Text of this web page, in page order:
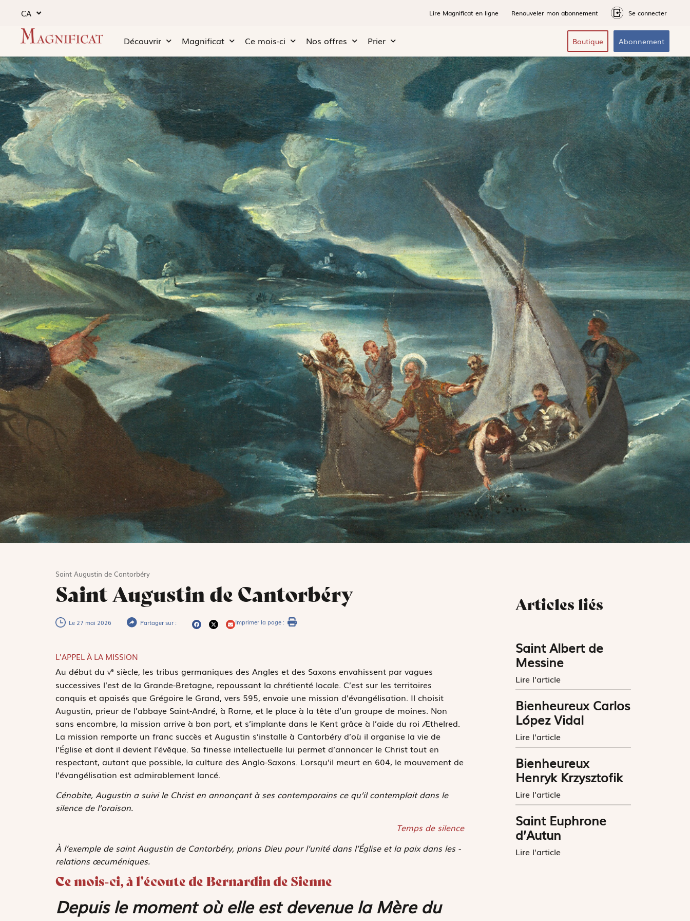
CA Lire Magnificat en ligne Renouveler mon abonnement Se connecter
Découvrir Magnificat Ce mois-ci Nos offres Prier Boutique Abonnement
Saint Augustin de Cantorbéry
Saint Augustin de Cantorbéry
Le 27 mai 2026 Partager sur : Imprimer la page :
L’APPEL À LA MISSION
Au début du ve siècle, les tribus germaniques des Angles et des Saxons envahissent par vagues
successives l’est de la Grande-Bretagne, repoussant la chrétienté locale. C’est sur les territoires
conquis et apaisés que Grégoire le Grand, vers 595, envoie une mission d’évangélisation. Il choisit
Augustin, prieur de l’abbaye Saint-André, à Rome, et le place à la tête d’un groupe de moines. Non
sans encombre, la mission arrive à bon port, et s’implante dans le Kent grâce à l’aide du roi Æthelred.
La mission remporte un franc succès et Augustin s’installe à Cantorbéry d’où il organise la vie de
l’Église et dont il devient l’évêque. Sa finesse intellectuelle lui permet d’annoncer le Christ tout en
respectant, autant que possible, la culture des Anglo-Saxons. Lorsqu’il meurt en 604, le mouvement de
­l’évangélisation est admirablement lancé.
Cénobite, Augustin a suivi le Christ en annonçant à ses contemporains ce qu’il contemplait dans le
silence de l’oraison.
Temps de silence
À l’exemple de saint Augustin de Cantorbéry, prions Dieu pour l’unité dans l’Église et la paix dans les ­
relations œcuméniques.
Ce mois-ci, à l’écoute de Bernardin de Sienne
Depuis le moment où elle est devenue la Mère du
Articles liés
Saint Albert de
Messine
Lire l'article
Bienheureux Carlos
López Vidal
Lire l'article
Bienheureux
Henryk Krzysztofik
Lire l'article
Saint Euphrone
d’Autun
Lire l'article